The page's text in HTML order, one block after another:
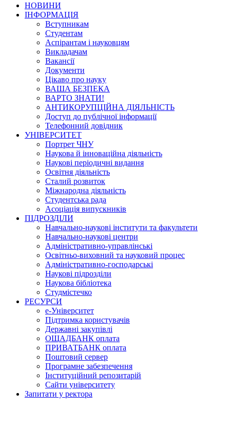
НОВИНИ
ІНФОРМАЦІЯ
Вступникам
Студентам
Аспірантам і науковцям
Викладачам
Вакансії
Документи
Цікаво про науку
ВАША БЕЗПЕКА
ВАРТО ЗНАТИ!
АНТИКОРУПЦІЙНА ДІЯЛЬНІСТЬ
Доступ до публічної інформації
Телефонний довідник
УНІВЕРСИТЕТ
Портрет ЧНУ
Наукова й інноваційна діяльність
Наукові періодичні видання
Освітня діяльність
Сталий розвиток
Міжнародна діяльність
Студентська рада
Асоціація випускників
ПІДРОЗДІЛИ
Навчально-наукові інститути та факультети
Навчально-наукові центри
Адміністративно-управлінські
Освітньо-виховний та науковий процес
Адміністративно-господарські
Наукові підрозділи
Наукова бібліотека
Студмістечко
РЕСУРСИ
е-Університет
Підтримка користувачів
Державні закупівлі
ОЩАДБАНК оплата
ПРИВАТБАНК оплата
Поштовий сервер
Програмне забезпечення
Інституційний репозитарій
Сайти університету
Запитати у ректора